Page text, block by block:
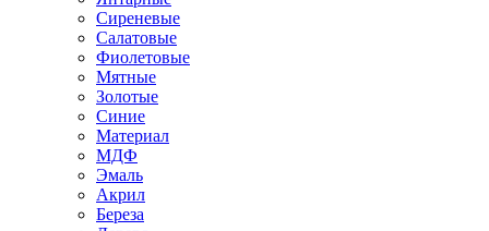
Сиреневые
Салатовые
Фиолетовые
Мятные
Золотые
Синие
Материал
МДФ
Эмаль
Акрил
Береза